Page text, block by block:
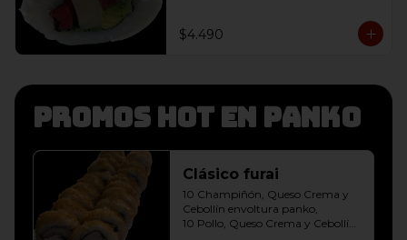
$4.490
Promos hot en panko
Clásico furai
10 Champiñón, Queso Crema y
Cebollín envoltura panko,
10 Pollo, Queso Crema y Cebollín